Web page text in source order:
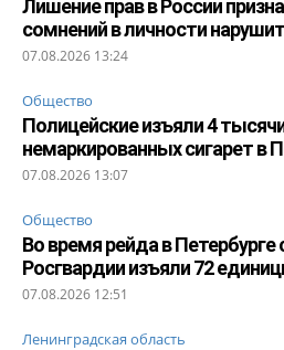
Лишение прав в России
сомнений в личности
07.08.2026 13:24
Общество
Полицейские изъяли 4
немаркированных сигарет в
07.08.2026 13:07
Общество
Во время рейда в Петербурге
Росгвардии изъяли 72
07.08.2026 12:51
Ленинградская область